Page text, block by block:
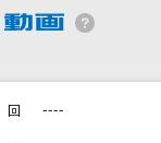
回 ----